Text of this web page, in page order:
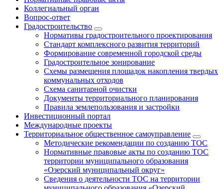
Коллегиальный орган
Вопрос-ответ
Градостроительство
Нормативы градостроительного проектирования
Стандарт комплексного развития территорий
Формирование современной городской среды
Градостроительное зонирование
Схемы размещения площадок накопления твердых
коммунальных отходов
Схема санитарной очистки
Документы территориального планирования
Правила землепользования и застройки
Инвестиционный портал
Международные проекты
Территориальное общественное самоуправление
Методические рекомендации по созданию ТОС
Нормативные правовые акты по созданию ТОС
территории муниципального образования
«Озерский муниципальный округ»
Сведения о деятельности ТОС на территории